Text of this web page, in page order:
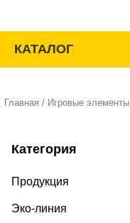
содержимому
КАТАЛОГ
Главная / Игровые элементы
Категория
Продукция
Эко-линия